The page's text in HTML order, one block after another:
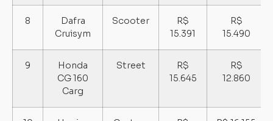
8
Dafra
Cruisym
Scooter
R$
15.391
R$
15.490
9
Honda
CG 160
Carg
Street
R$
15.645
R$
12.860